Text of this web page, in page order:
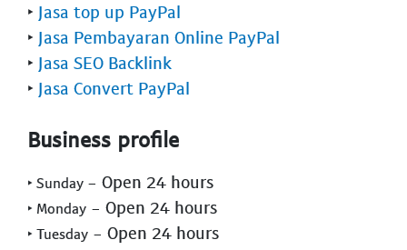
‣ Jasa top up PayPal
‣ Jasa Pembayaran Online PayPal
‣ Jasa SEO Backlink
‣ Jasa Convert PayPal
Business profile
‣ Sunday - Open 24 hours
‣ Monday - Open 24 hours
‣ Tuesday - Open 24 hours